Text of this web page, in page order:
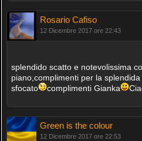
Rosario Cafiso
12 Dicembre 2017 ore 22:43
splendido scatto e notevolissima
piano,complimenti per la splendida
sfocato
complimenti Gianka
Green is the colour
12 Dicembre 2017 ore 22:53